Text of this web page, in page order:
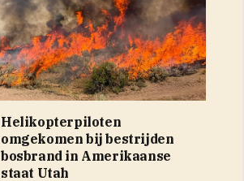
Helikopterpiloten
omgekomen bij bestrijden
bosbrand in Amerikaanse
staat Utah